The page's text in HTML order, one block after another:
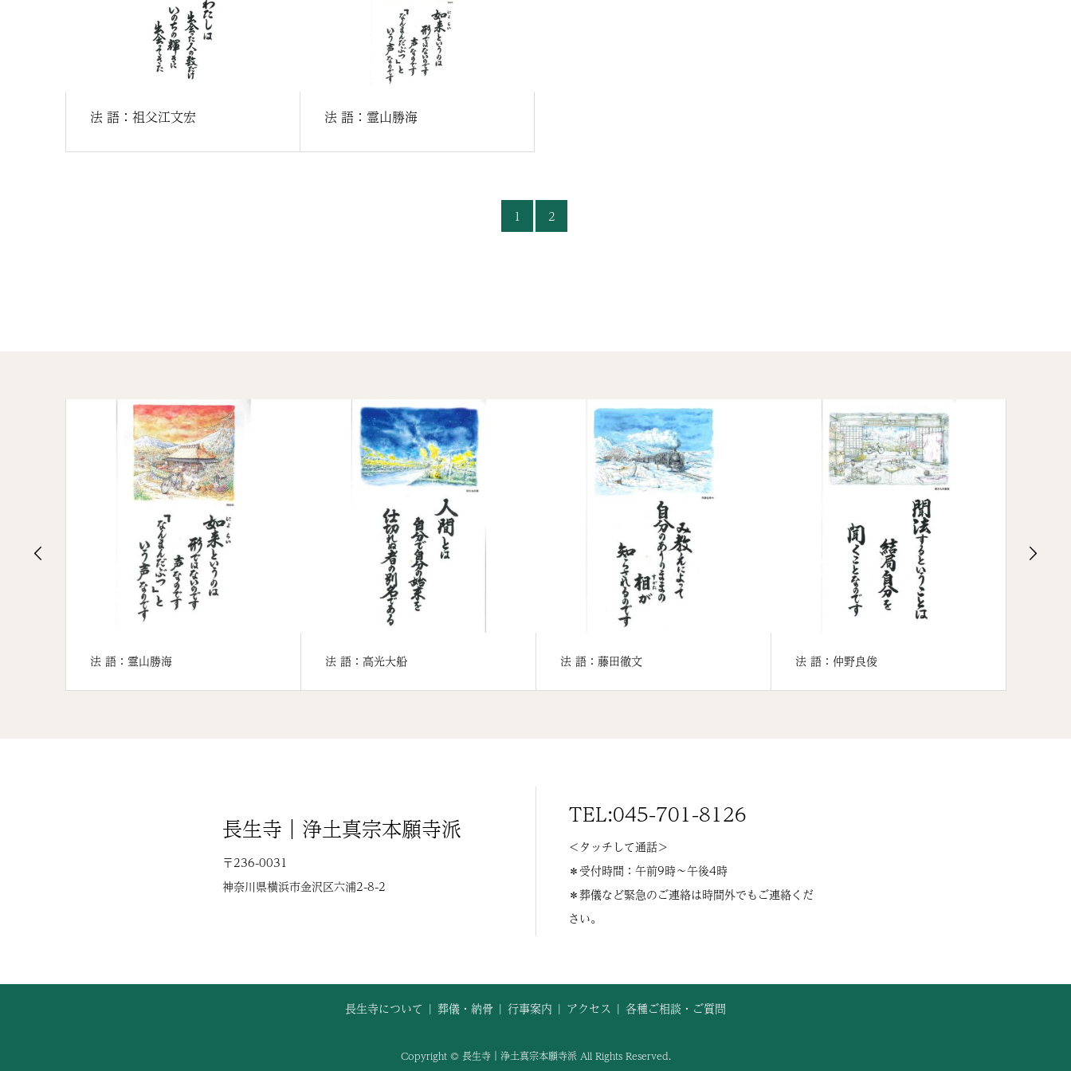
法 語：祖父江文宏 法 語：霊山勝海
1 2
法 語：霊山勝海 法 語：高光大船 法 語：藤田徹文 法 語：仲野良俊
長生寺｜浄土真宗本願寺派
〒236-0031
神奈川県横浜市金沢区六浦2-8-2
TEL:045-701-8126
＜タッチして通話＞
＊受付時間：午前9時〜午後4時
＊葬儀など緊急のご連絡は時間外でもご連絡くだ
さい。
長生寺について 葬儀・納骨 行事案内 アクセス 各種ご相談・ご質問
Copyright © 長生寺｜浄土真宗本願寺派 All Rights Reserved.